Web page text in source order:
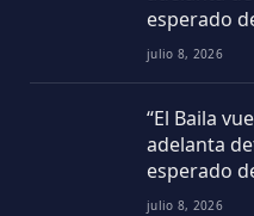
esperado
julio 8, 2026
“El Baila
adelanta
esperado
julio 8, 2026